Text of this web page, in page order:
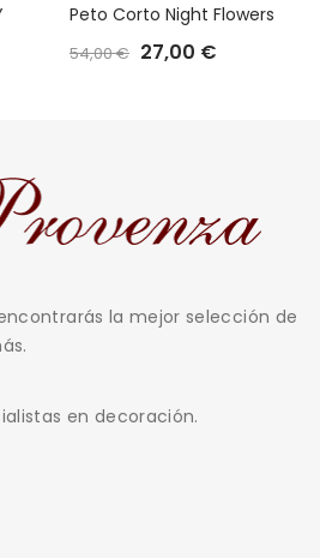
Peto Corto Night Flowers
54,00 € 27,00 €
la mejor selección de
en decoración.